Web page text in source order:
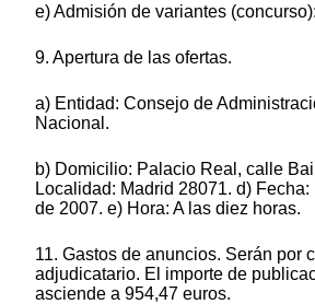
e) Admisión de variantes
9. Apertura de las ofertas.
a) Entidad: Consejo de
Nacional.
b) Domicilio: Palacio Real, calle
Localidad: Madrid 28071. d)
de 2007. e) Hora: A las diez horas.
11. Gastos de anuncios. Serán por
adjudicatario. El importe de
asciende a 954,47 euros.